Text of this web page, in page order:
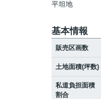
平坦地
基本情報
販売区画数
土地面積(坪数)
私道負担面積
割合